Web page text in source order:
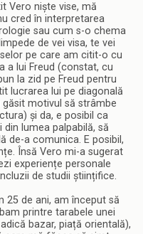
Vero niște vise, mă
cred în interpretarea
sau cum s-o chema
de vei visa, te vei
pe care am citit-o cu
a lui Freud (constat, cu
la zid pe Freud pentru
lucrarea lui pe diagonală
găsit motivul să strâmbe
și da, e posibil ca
lumea palpabilă, să
de-a comunica. E posibil,
Însă Vero mi-a sugerat
experiențe personale
de studii științifice.
25 de ani, am început să
printre tarabele unei
bazar, piață orientală),